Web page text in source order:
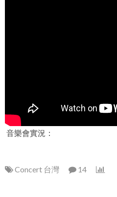
音樂會實況：
Concert 台灣 14